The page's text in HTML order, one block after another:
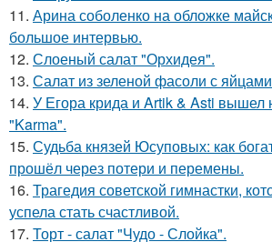
11. Арина соболенко на обложке
большое интервью.
12. Слоеный салат "Орхидея".
13. Салат из зеленой фасоли с
14. У Егора крида и Artik & Asti вышел
"Karma".
15. Судьба князей Юсуповых: как
прошёл через потери и перемены.
16. Трагедия советской гимнастки,
успела стать счастливой.
17. Торт - салат "Чудо - Слойка".